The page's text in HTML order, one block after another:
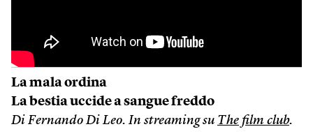
La mala ordina
La bestia uccide a sangue freddo
Di Fernando Di Leo. In streaming su The film club.